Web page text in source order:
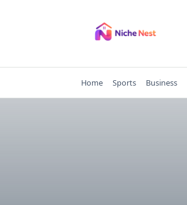
Home Sports Business